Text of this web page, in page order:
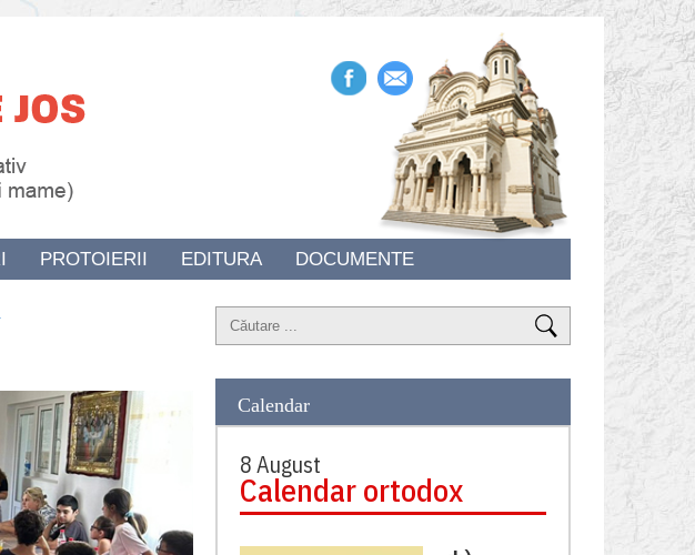
PROTOIERII EDITURA DOCUMENTE
Calendar
8 August
Calendar ortodox